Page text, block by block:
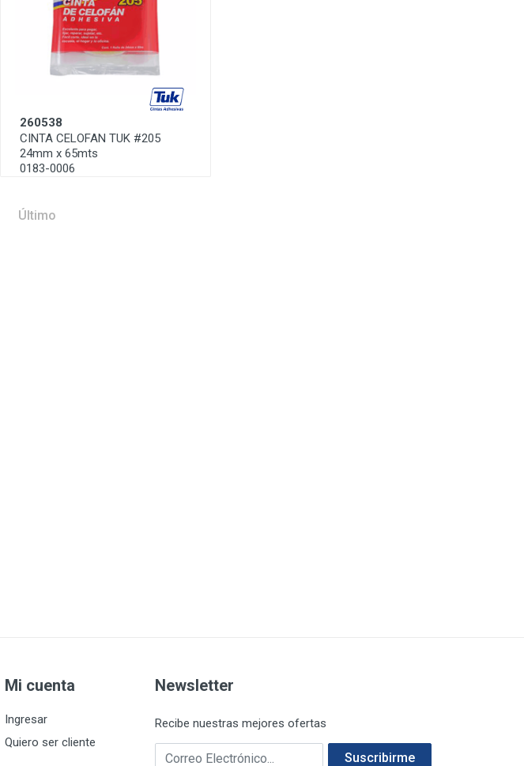
260538
CINTA CELOFAN TUK #205
24mm x 65mts
0183-0006
Último
Mi cuenta
Ingresar
Quiero ser cliente
Newsletter
Recibe nuestras mejores ofertas
Correo electrónico Suscribirme